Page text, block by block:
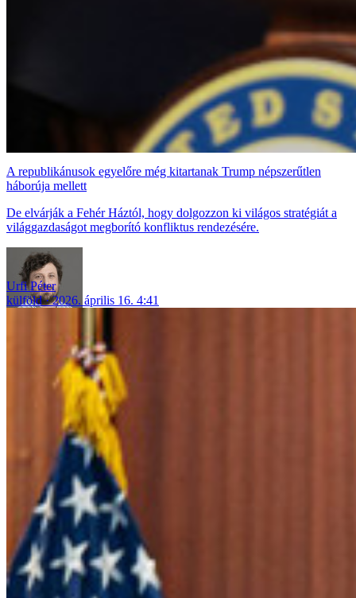
A republikánusok egyelőre még kitartanak Trump népszerűtlen
háborúja mellett
De elvárják a Fehér Háztól, hogy dolgozzon ki világos stratégiát a
világgazdaságot megborító konfliktus rendezésére.
Urfi Péter
külföld
2026. április 16. 4:41